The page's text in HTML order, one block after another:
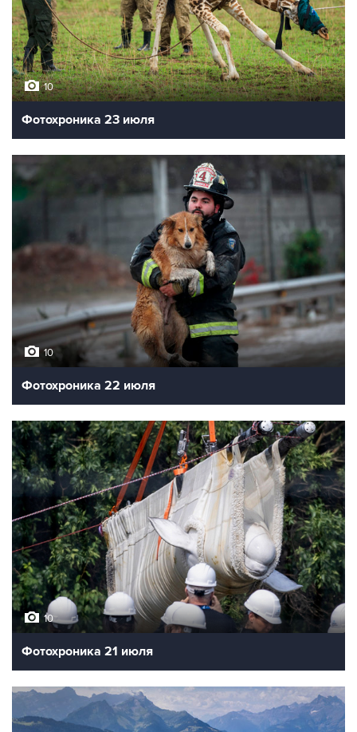
10
Фотохроника 23 июля
10
Фотохроника 22 июля
10
Фотохроника 21 июля